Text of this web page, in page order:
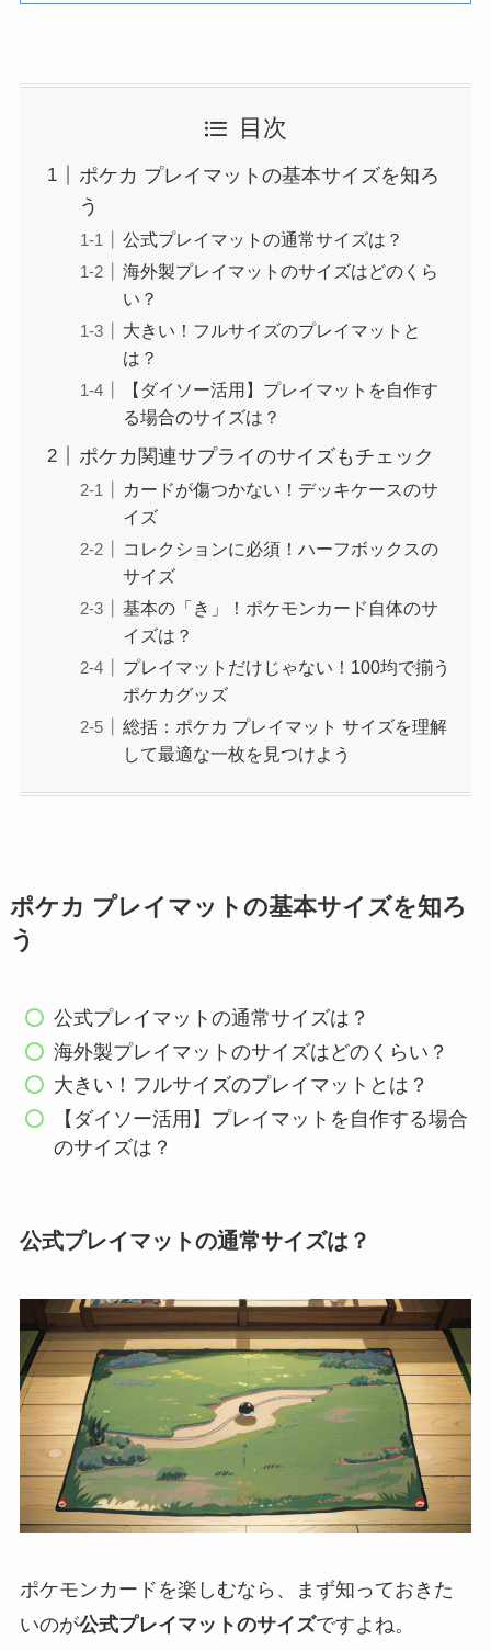
目次
ポケカ プレイマットの基本サイズを知ろ
う
公式プレイマットの通常サイズは？
海外製プレイマットのサイズはどのくら
い？
大きい！フルサイズのプレイマットと
は？
【ダイソー活用】プレイマットを自作す
る場合のサイズは？
ポケカ関連サプライのサイズもチェック
カードが傷つかない！デッキケースのサ
イズ
コレクションに必須！ハーフボックスの
サイズ
基本の「き」！ポケモンカード自体のサ
イズは？
プレイマットだけじゃない！100均で揃う
ポケカグッズ
総括：ポケカ プレイマット サイズを理解
して最適な一枚を見つけよう
ポケカ プレイマットの基本サイズを知ろ
う
公式プレイマットの通常サイズは？
海外製プレイマットのサイズはどのくらい？
大きい！フルサイズのプレイマットとは？
【ダイソー活用】プレイマットを自作する場合
のサイズは？
公式プレイマットの通常サイズは？
ポケモンカードを楽しむなら、まず知っておきた
いのが公式プレイマットのサイズですよね。